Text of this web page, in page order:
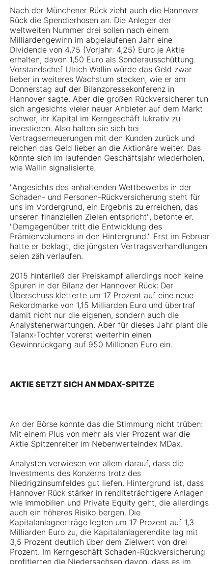
Kontakt
Nach der Münchener Rück zieht auch die Hannover
Rück die Spendierhosen an. Die Anleger der
weltweiten Nummer drei sollen nach einem
Milliardengewinn im abgelaufenen Jahr eine
Dividende von 4,75 (Vorjahr: 4,25) Euro je Aktie
erhalten, davon 1,50 Euro als Sonderausschüttung.
Vorstandschef Ulrich Wallin würde das Geld zwar
lieber in weiteres Wachstum stecken, wie er am
Donnerstag auf der Bilanzpressekonferenz in
Hannover sagte. Aber die großen Rückversicherer tun
sich angesichts vieler neuer Anbieter auf dem Markt
schwer, ihr Kapital im Kerngeschäft lukrativ zu
investieren. Also halten sie sich bei
Vertragserneuerungen mit den Kunden zurück und
reichen das Geld lieber an die Aktionäre weiter. Das
könnte sich im laufenden Geschäftsjahr wiederholen,
wie Wallin signalisierte.
"Angesichts des anhaltenden Wettbewerbs in der
Schaden- und Personen-Rückversicherung steht für
uns im Vordergrund, ein Ergebnis zu erreichen, das
unseren finanziellen Zielen entspricht", betonte er.
"Demgegenüber tritt die Entwicklung des
Prämienvolumens in den Hintergrund." Erst im Februar
hatte er beklagt, die jüngsten Vertragsverhandlungen
seien zäh verlaufen.
2015 hinterließ der Preiskampf allerdings noch keine
Spuren in der Bilanz der Hannover Rück: Der
Überschuss kletterte um 17 Prozent auf eine neue
Rekordmarke von 1,15 Milliarden Euro und übertraf
damit nicht nur die eigenen, sondern auch die
Analystenerwartungen. Aber für dieses Jahr plant die
Talanx-Tochter vorerst weiterhin einen
Gewinnrückgang auf 950 Millionen Euro ein.
AKTIE SETZT SICH AN MDAX-SPITZE
An der Börse konnte das die Stimmung nicht trüben:
Mit einem Plus von mehr als vier Prozent war die
Aktie Spitzenreiter im Nebenwerteindex MDax.
Analysten verwiesen vor allem darauf, dass die
Investments des Konzerns trotz des
Niedrigzinsumfeldes gut liefen. Hintergrund ist, dass
Hannover Rück stärker in renditeträchtigere Anlagen
wie Immobilien und Private Equity geht, die allerdings
auch ein höheres Risiko bergen. Die
Kapitalanlageerträge legten um 17 Prozent auf 1,3
Milliarden Euro zu, die Kapitalanlagerendite lag mit
3,5 Prozent deutlich über dem Zielwert von drei
Prozent. Im Kerngeschäft Schaden-Rückversicherung
profitierten die Niedersachsen davon, dass es im